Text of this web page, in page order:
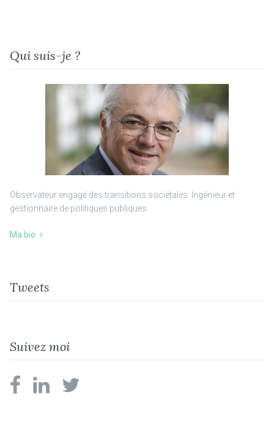
Qui suis-je ?
Observateur engagé des transitions sociétales. Ingénieur et
gestionnaire de politiques publiques.
Ma bio
Tweets
Suivez moi
facebooklinkedin